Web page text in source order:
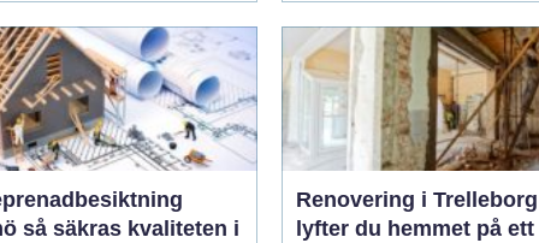
i
Renovering i
lyfter du hemmet på ett